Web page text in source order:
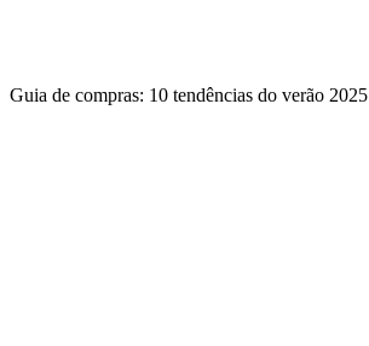
Guia de compras: 10 tendências do verão 2025